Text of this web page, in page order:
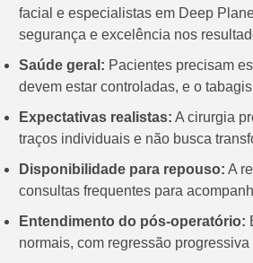
facial e especialistas em Deep
segurança e excelência nos
Saúde geral: Pacientes precisam
devem estar controladas, e o
Expectativas realistas: A cirurgia
traços individuais e não busca
Disponibilidade para repouso: A
consultas frequentes para
Entendimento do pós-operatório:
normais, com regressão